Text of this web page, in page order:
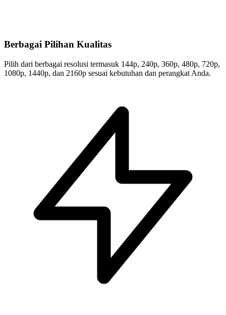
Berbagai Pilihan Kualitas
Pilih dari berbagai resolusi termasuk 144p, 240p, 360p, 480p, 720p,
1080p, 1440p, dan 2160p sesuai kebutuhan dan perangkat Anda.